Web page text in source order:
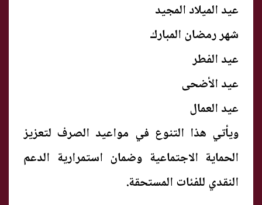
عيد الميلاد المجيد
شهر رمضان المبارك
عيد الفطر
عيد الأضحى
عيد العمال
ويأتي هذا التنوع في مواعيد الصرف لتعزيز
الحماية الاجتماعية وضمان استمرارية الدعم
النقدي للفئات المستحقة.